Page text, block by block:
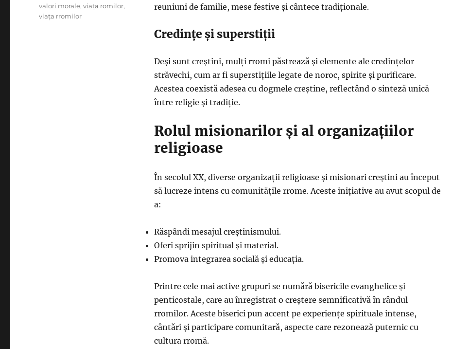
reuniuni de familie, mese festive și cântece tradiționale.
Credințe și superstiții
Deși sunt creștini, mulți rromi păstrează și elemente ale credințelor
străvechi, cum ar fi superstițiile legate de noroc, spirite și purificare.
Acestea coexistă adesea cu dogmele creștine, reflectând o sinteză unică
între religie și tradiție.
Rolul misionarilor și al organizațiilor
religioase
În secolul XX, diverse organizații religioase și misionari creștini au început
să lucreze intens cu comunitățile rrome. Aceste inițiative au avut scopul de
a:
Răspândi mesajul creștinismului.
Oferi sprijin spiritual și material.
Promova integrarea socială și educația.
Printre cele mai active grupuri se numără bisericile evanghelice și
penticostale, care au înregistrat o creștere semnificativă în rândul
rromilor. Aceste biserici pun accent pe experiențe spirituale intense,
cântări și participare comunitară, aspecte care rezonează puternic cu
cultura rromă.
valori morale,viața romilor,
viața rromilor